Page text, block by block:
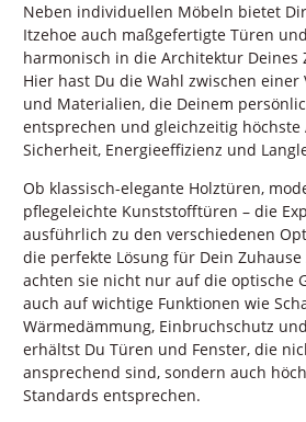
Neben individuellen Möbeln bietet
Itzehoe auch maßgefertigte Türen
harmonisch in die Architektur Deines
Hier hast Du die Wahl zwischen einer
und Materialien, die Deinem
entsprechen und gleichzeitig höchste
Sicherheit, Energieeffizienz und
Ob klassisch-elegante Holztüren,
pflegeleichte Kunststofftüren – die
ausführlich zu den verschiedenen
die perfekte Lösung für Dein
achten sie nicht nur auf die optische
auch auf wichtige Funktionen wie
Wärmedämmung, Einbruchschutz
erhältst Du Türen und Fenster, die
ansprechend sind, sondern auch
Standards entsprechen.